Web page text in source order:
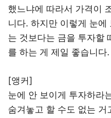
했느냐에 따라서 가격이
니다. 하지만 이렇게 눈
는 것보다는 금을 투자할
를 하는 게 제일 좋습니다.
[앵커]
눈에 안 보이게 투자하라
숨겨놓고 할 수도 없는 거